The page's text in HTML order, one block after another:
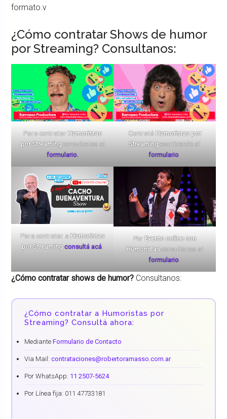
formato.v
¿Cómo contratar Shows de humor
por Streaming? Consultanos:
Para contratar Humoristas
por Streamingconsultanos al
formulario.
Contratá Humoristas por
Streamingescribiendo al
formulario
Para contratar aHumoristas
por Streaming consultá acá
Por Evento online con
Humoristasconsultanos al
formulario
¿Cómo contratar shows de humor? Consultanos:
¿Cómo contratar a Humoristas por
Streaming? Consultá ahora:
Mediante Formulario de Contacto
Via Mail: contrataciones@robertoramasso.com.ar
Por WhatsApp: 11 2507-5624
Por Línea fija: 011 47733181